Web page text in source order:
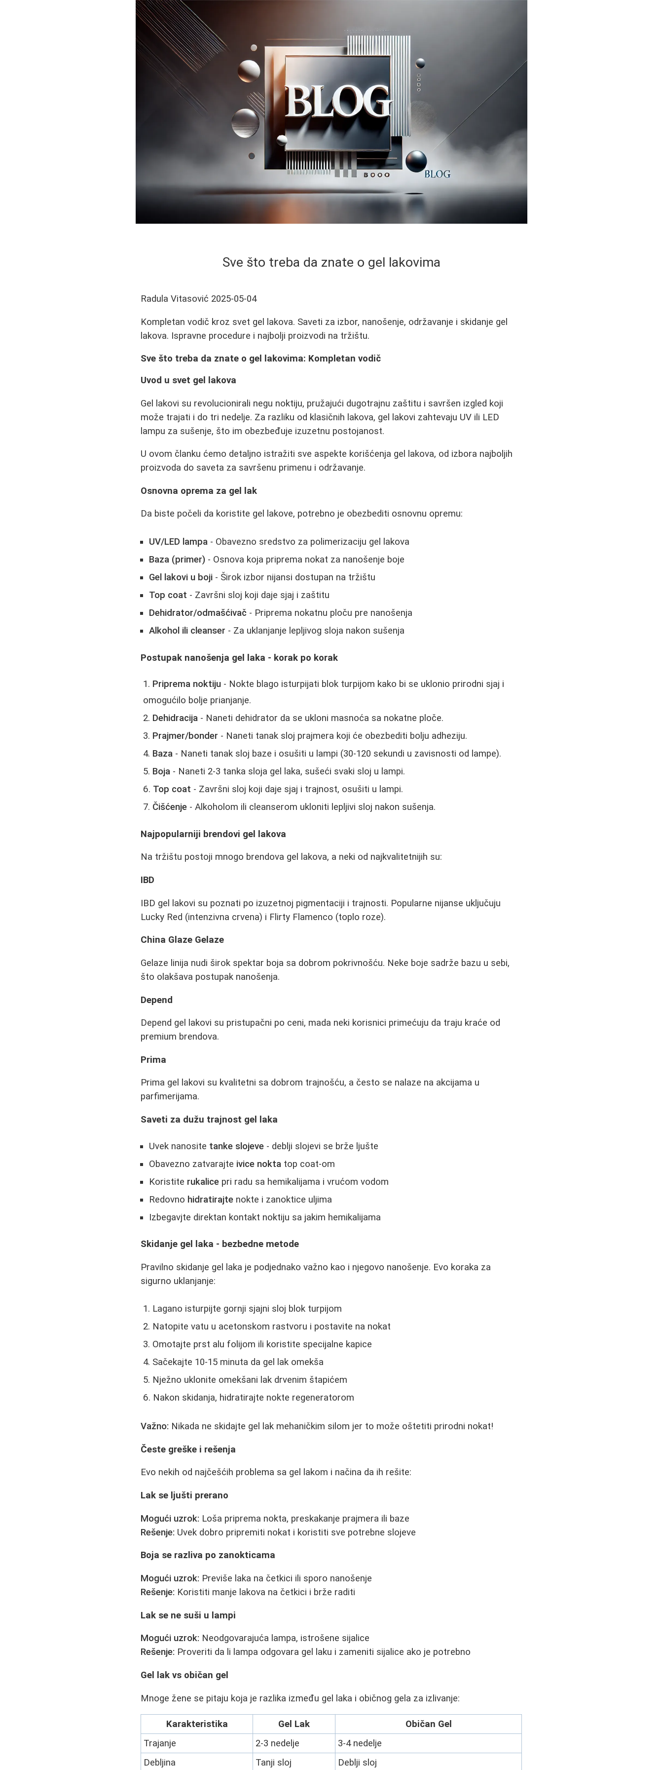
Sve što treba da znate o gel lakovima
Radula Vitasović 2025-05-04
Kompletan vodič kroz svet gel lakova. Saveti za izbor, nanošenje, održavanje i skidanje gel
lakova. Ispravne procedure i najbolji proizvodi na tržištu.
Sve što treba da znate o gel lakovima: Kompletan vodič
Uvod u svet gel lakova
Gel lakovi su revolucionirali negu noktiju, pružajući dugotrajnu zaštitu i savršen izgled koji
može trajati i do tri nedelje. Za razliku od klasičnih lakova, gel lakovi zahtevaju UV ili LED
lampu za sušenje, što im obezbeđuje izuzetnu postojanost.
U ovom članku ćemo detaljno istražiti sve aspekte korišćenja gel lakova, od izbora najboljih
proizvoda do saveta za savršenu primenu i održavanje.
Osnovna oprema za gel lak
Da biste počeli da koristite gel lakove, potrebno je obezbediti osnovnu opremu:
UV/LED lampa - Obavezno sredstvo za polimerizaciju gel lakova
Baza (primer) - Osnova koja priprema nokat za nanošenje boje
Gel lakovi u boji - Širok izbor nijansi dostupan na tržištu
Top coat - Završni sloj koji daje sjaj i zaštitu
Dehidrator/odmašćivač - Priprema nokatnu ploču pre nanošenja
Alkohol ili cleanser - Za uklanjanje lepljivog sloja nakon sušenja
Postupak nanošenja gel laka - korak po korak
Priprema noktiju - Nokte blago isturpijati blok turpijom kako bi se uklonio prirodni sjaj i
omogućilo bolje prianjanje.
Dehidracija - Naneti dehidrator da se ukloni masnoća sa nokatne ploče.
Prajmer/bonder - Naneti tanak sloj prajmera koji će obezbediti bolju adheziju.
Baza - Naneti tanak sloj baze i osušiti u lampi (30-120 sekundi u zavisnosti od lampe).
Boja - Naneti 2-3 tanka sloja gel laka, sušeći svaki sloj u lampi.
Top coat - Završni sloj koji daje sjaj i trajnost, osušiti u lampi.
Čišćenje - Alkoholom ili cleanserom ukloniti lepljivi sloj nakon sušenja.
Najpopularniji brendovi gel lakova
Na tržištu postoji mnogo brendova gel lakova, a neki od najkvalitetnijih su:
IBD
IBD gel lakovi su poznati po izuzetnoj pigmentaciji i trajnosti. Popularne nijanse uključuju
Lucky Red (intenzivna crvena) i Flirty Flamenco (toplo roze).
China Glaze Gelaze
Gelaze linija nudi širok spektar boja sa dobrom pokrivnošću. Neke boje sadrže bazu u sebi,
što olakšava postupak nanošenja.
Depend
Depend gel lakovi su pristupačni po ceni, mada neki korisnici primećuju da traju kraće od
premium brendova.
Prima
Prima gel lakovi su kvalitetni sa dobrom trajnošću, a često se nalaze na akcijama u
parfimerijama.
Saveti za dužu trajnost gel laka
Uvek nanosite tanke slojeve - deblji slojevi se brže ljušte
Obavezno zatvarajte ivice nokta top coat-om
Koristite rukalice pri radu sa hemikalijama i vrućom vodom
Redovno hidratirajte nokte i zanoktice uljima
Izbegavjte direktan kontakt noktiju sa jakim hemikalijama
Skidanje gel laka - bezbedne metode
Pravilno skidanje gel laka je podjednako važno kao i njegovo nanošenje. Evo koraka za
sigurno uklanjanje:
Lagano isturpijte gornji sjajni sloj blok turpijom
Natopite vatu u acetonskom rastvoru i postavite na nokat
Omotajte prst alu folijom ili koristite specijalne kapice
Sačekajte 10-15 minuta da gel lak omekša
Nježno uklonite omekšani lak drvenim štapićem
Nakon skidanja, hidratirajte nokte regeneratorom
Važno: Nikada ne skidajte gel lak mehaničkim silom jer to može oštetiti prirodni nokat!
Česte greške i rešenja
Evo nekih od najčešćih problema sa gel lakom i načina da ih rešite:
Lak se ljušti prerano
Mogući uzrok: Loša priprema nokta, preskakanje prajmera ili baze
Rešenje: Uvek dobro pripremiti nokat i koristiti sve potrebne slojeve
Boja se razliva po zanokticama
Mogući uzrok: Previše laka na četkici ili sporo nanošenje
Rešenje: Koristiti manje lakova na četkici i brže raditi
Lak se ne suši u lampi
Mogući uzrok: Neodgovarajuća lampa, istrošene sijalice
Rešenje: Proveriti da li lampa odgovara gel laku i zameniti sijalice ako je potrebno
Gel lak vs običan gel
Mnoge žene se pitaju koja je razlika između gel laka i običnog gela za izlivanje:
Karakteristika Gel Lak
Običan Gel
Trajanje
2-3 nedelje
3-4 nedelje
Debljina
Tanji sloj Deblji sloj